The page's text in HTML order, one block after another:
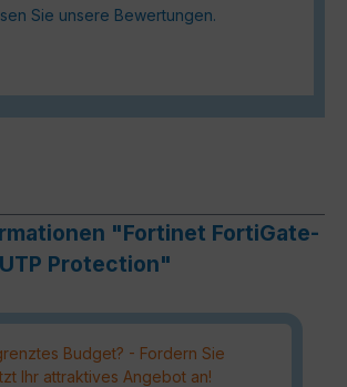
Sie unsere Bewertungen.
"Fortinet FortiGate-
Protection"
Budget? - Fordern Sie
Ihr attraktives Angebot an!